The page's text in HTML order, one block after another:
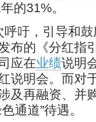
的31%。
呼吁，引导和
布的《分红指
应在业绩说明
说明会。而对
及再融资、并
通道”待遇。